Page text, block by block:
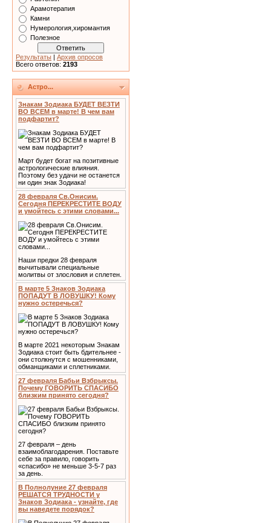
Арамотерапия
Камни
Нумерология,хиромантия
Полезное
Результаты | Архив опросов
Всего ответов: 2193
Астро...
Знакам Зодиака БУДЕТ ВЕЗТИ
ВО ВСЕМ в марте! В чем вам
подфартит?
Март будет богат на позитивные
астрологические влияния.
Поэтому без удачи не останется
ни один знак Зодиака!
28 февраля Св.Онисим.
Сегодня ПЕРЕКРЕСТИТЕ ВОДУ
и умойтесь с этими словами...
Наши предки 28 февраля
вычитывали специальные
молитвы от злословия и сплетен.
В марте 5 Знаков Зодиака
ПОПАДУТ В ЛОВУШКУ! Кому
нужно остеречься?
В марте 2021 некоторым Знакам
Зодиака стоит быть бдительнее -
они столкнутся с мошенниками,
обманщиками и сплетниками.
27 февраля Бабьи Взбрыксы.
Почему ГОВОРИТЬ СПАСИБО
близким принято сегодня?
27 февраля – день
взаимоблагодарения. Поставьте
себе за правило, говорить
«спасибо» не меньше 3-5-7 раз
за день.
В Полнолуние 27 февраля
РЕШАТСЯ ТРУДНОСТИ у
Знаков Зодиака - узнайте, где
вы наведете порядок?